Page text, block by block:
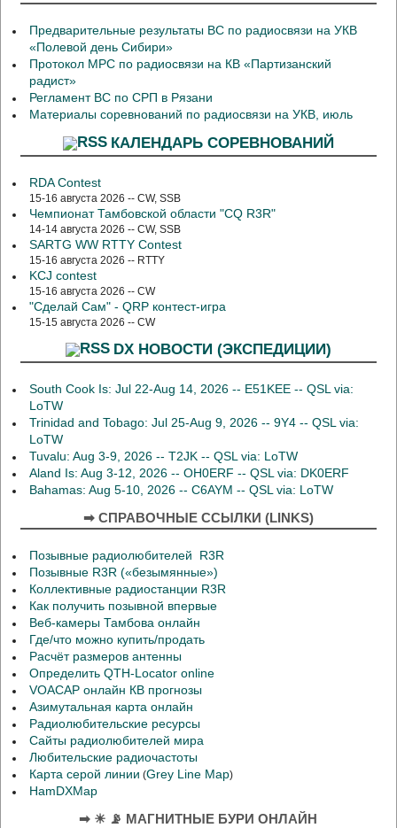
Предварительные результаты ВС по радиосвязи на УКВ
«Полевой день Сибири»
Протокол МРС по радиосвязи на КВ «Партизанский
радист»
Регламент ВС по СРП в Рязани
Материалы соревнований по радиосвязи на УКВ, июль
КАЛЕНДАРЬ СОРЕВНОВАНИЙ
RDA Contest
15-16 августа 2026 -- CW, SSB
Чемпионат Тамбовской области "CQ R3R"
14-14 августа 2026 -- CW, SSB
SARTG WW RTTY Contest
15-16 августа 2026 -- RTTY
KCJ contest
15-16 августа 2026 -- CW
"Сделай Сам" - QRP контест-игра
15-15 августа 2026 -- CW
DX НОВОСТИ (ЭКСПЕДИЦИИ)
South Cook Is: Jul 22-Aug 14, 2026 -- E51KEE -- QSL via:
LoTW
Trinidad and Tobago: Jul 25-Aug 9, 2026 -- 9Y4 -- QSL via:
LoTW
Tuvalu: Aug 3-9, 2026 -- T2JK -- QSL via: LoTW
Aland Is: Aug 3-12, 2026 -- OH0ERF -- QSL via: DK0ERF
Bahamas: Aug 5-10, 2026 -- C6AYM -- QSL via: LoTW
➡ СПРАВОЧНЫЕ ССЫЛКИ (LINKS)
Позывные радиолюбителей R3R
Позывные R3R («безымянные»)
Коллективные радиостанции R3R
Как получить позывной впервые
Веб-камеры Тамбова онлайн
Где/что можно купить/продать
Расчёт размеров антенны
Определить QTH-Locator online
VOACAP онлайн КВ прогнозы
Азимутальная карта онлайн
Радиолюбительские ресурсы
Сайты радиолюбителей мира
Любительские радиочастоты
Карта серой линии (Grey Line Map)
HamDXMap
➡ ☀ 📡 МАГНИТНЫЕ БУРИ ОНЛАЙН